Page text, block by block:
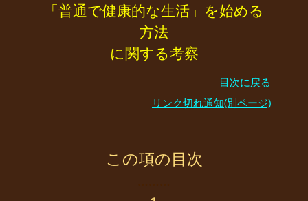
「普通で健康的な生活」を始める
方法
に関する考察
目次に戻る
リンク切れ通知(別ページ)
この項の目次